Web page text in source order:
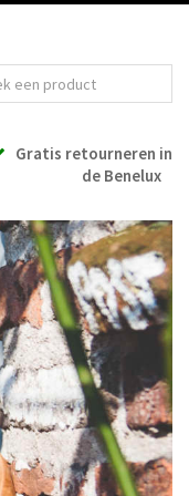
Gratis retourneren in
de Benelux